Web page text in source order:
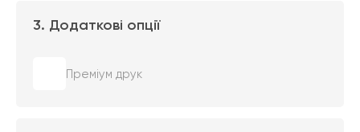
3. Додаткові опції
Преміум друк